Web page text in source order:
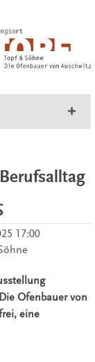
17:00
Ofenbauer von
eine